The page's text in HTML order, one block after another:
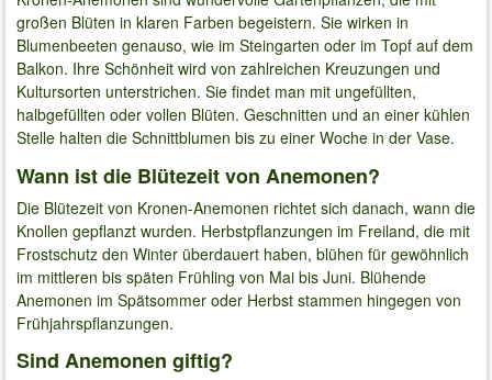
großen Blüten in klaren Farben begeistern. Sie wirken in
Blumenbeeten genauso, wie im Steingarten oder im Topf auf dem
Balkon. Ihre Schönheit wird von zahlreichen Kreuzungen und
Kultursorten unterstrichen. Sie findet man mit ungefüllten,
halbgefüllten oder vollen Blüten. Geschnitten und an einer kühlen
Stelle halten die Schnittblumen bis zu einer Woche in der Vase.
Wann ist die Blütezeit von Anemonen?
Die Blütezeit von Kronen-Anemonen richtet sich danach, wann die
Knollen gepflanzt wurden. Herbstpflanzungen im Freiland, die mit
Frostschutz den Winter überdauert haben, blühen für gewöhnlich
im mittleren bis späten Frühling von Mai bis Juni. Blühende
Anemonen im Spätsommer oder Herbst stammen hingegen von
Frühjahrspflanzungen.
Sind Anemonen giftig?